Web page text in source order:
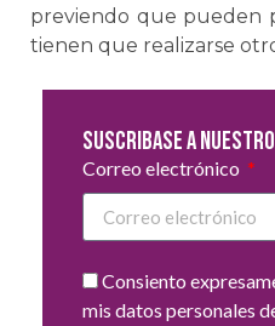
previendo que pueden
tienen que realizarse
Suscribase a
Correo electrónico
Consiento
mis datos personales